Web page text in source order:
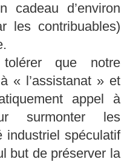
cadeau d’environ
les contribuables)
que notre
« l’assistanat » et
appel à
surmonter les
industriel spéculatif
but de préserver la